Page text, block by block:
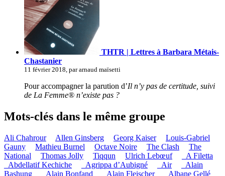
THTR | Lettres à Barbara Métais-
Chastanier
11 février 2018, par arnaud maïsetti
Pour accompagner la parution d’Il n’y pas de certitude, suivi
de La Femme® n’existe pas ?
Mots-clés dans le même groupe
Ali Chahrour Allen Ginsberg Georg Kaiser
Louis-Gabriel
Gauny
Mathieu Burnel Octave Noire The Clash
The
National
Thomas Jolly Tiqqun Ulrich Lebœuf
_A Filetta
_Abdellatif Kechiche
_Agrippa d’Aubigné _Air
_Alain
Bashung
_Alain Bonfand _Alain Fleischer
_Albane Gellé